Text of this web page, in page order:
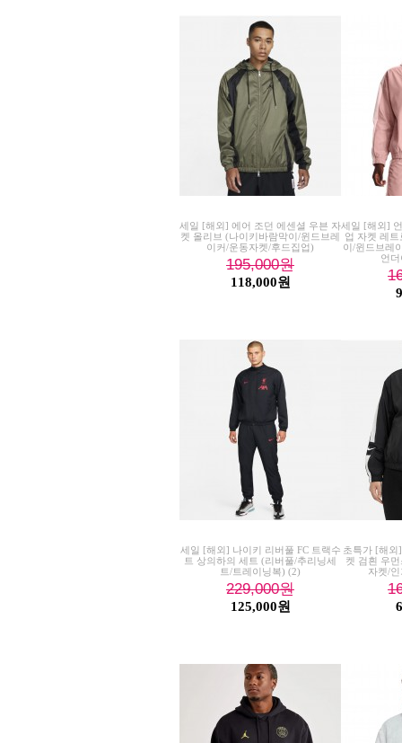
세일 [해외] 에어 조던 에센셜 우븐 자
켓 올리브 (나이키바람막이/윈드브레
이커/운동자켓/후드집업)
195,000원
118,000원
세일 [해외]
업 자켓 레
이/윈드브레
언
세일 [해외] 나이키 리버풀 FC 트랙수
트 상의하의 세트 (리버풀/추리닝세
트/트레이닝복) (2)
229,000원
125,000원
초특가 [해외
켓 검흰 우
자켓/